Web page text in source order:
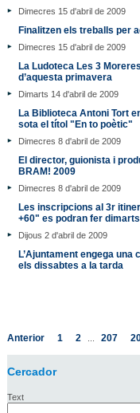
Dimecres 15 d'abril de 2009
Finalitzen els treballs per
Dimecres 15 d'abril de 2009
La Ludoteca Les 3
d’aquesta primavera
Dimarts 14 d'abril de 2009
La Biblioteca Antoni Tort
sota el títol "En to poètic"
Dimecres 8 d'abril de 2009
El director, guionista i
BRAM! 2009
Dimecres 8 d'abril de 2009
Les inscripcions al 3r
+60" es podran fer
Dijous 2 d'abril de 2009
L’Ajuntament engega
els dissabtes a la tarda
Anterior
1 2 207
Cercador
Text